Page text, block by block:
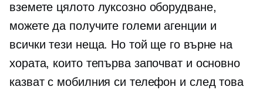
вземете цялото луксозно оборудване,
можете да получите големи агенции и
всички тези неща. Но той ще го върне на
хората, които тепърва започват и основно
казват с мобилния си телефон и след това